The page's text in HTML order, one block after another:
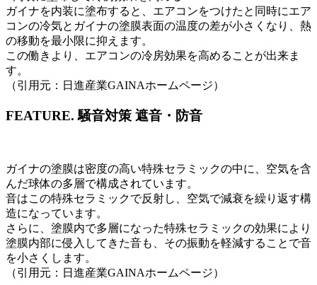
ガイナを内装に塗布すると、エアコンをつけたと同時にエア
コンの冷気とガイナの塗膜表面の温度の差が小さくなり、熱
の移動を最小限に抑えます。
この働きより、エアコンの冷房効果を高めることが出来ま
す。
（引用元：日進産業GAINAホームページ）
FEATURE. 騒音対策 遮音・防音
ガイナの塗膜は密度の高い特殊セラミックの中に、空気を含
んだ球体の多層で構成されています。
音はこの特殊セラミックで反射し、空気で減衰を繰り返す構
造になっています。
さらに、塗膜内で多層になった特殊セラミックの効果により
塗膜内部に侵入してきた音も、その振動を軽減することで音
を小さくします。
（引用元：日進産業GAINAホームページ）